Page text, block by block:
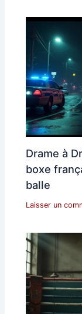
Drame à
boxe
balle
Laisser un